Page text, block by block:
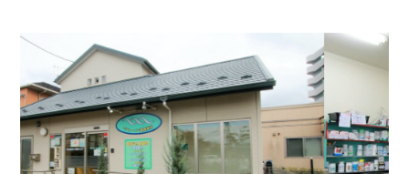
トピックス
採用情報
採用のお知らせ